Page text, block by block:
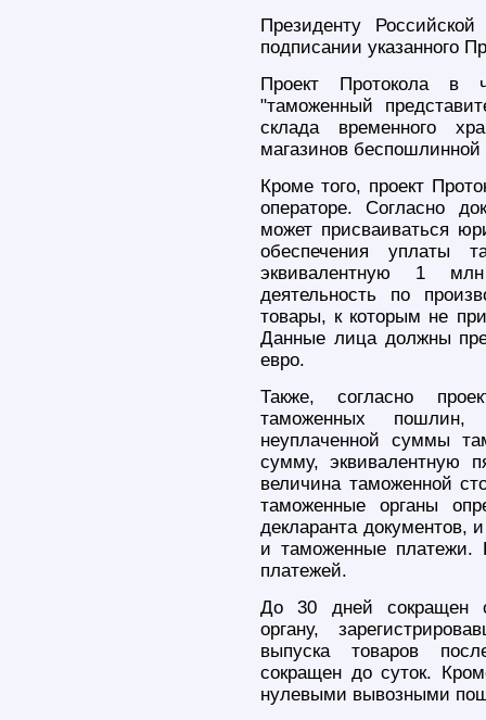
Президенту
подписании указанного
Проект Протокола в
"таможенный
склада временного
магазинов беспошлинной
Кроме того, проект
операторе. Согласно
может присваиваться
обеспечения уплаты
эквивалентную 1
деятельность по
товары, к которым не
Данные лица должны
евро.
Также, согласно
таможенных пошлин,
неуплаченной суммы
сумму, эквивалентную
величина таможенной
таможенные органы
декларанта документов,
и таможенные платежи.
платежей.
До 30 дней сокращен
органу,
выпуска товаров
сокращен до суток.
нулевыми вывозными